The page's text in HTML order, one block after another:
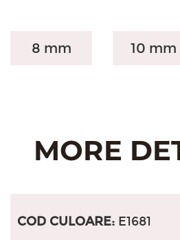
8 mm 10 mm
COD CULOARE: E1681